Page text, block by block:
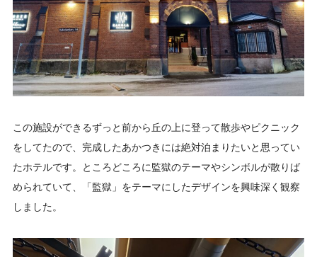
この施設ができるずっと前から丘の上に登って散歩やピクニック
をしてたので、完成したあかつきには絶対泊まりたいと思ってい
たホテルです。ところどころに監獄のテーマやシンボルが散りば
められていて、「監獄」をテーマにしたデザインを興味深く観察
しました。